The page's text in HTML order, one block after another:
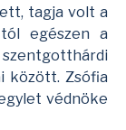
tagja volt a
tól egészen a
között. Zsófia
védnöke